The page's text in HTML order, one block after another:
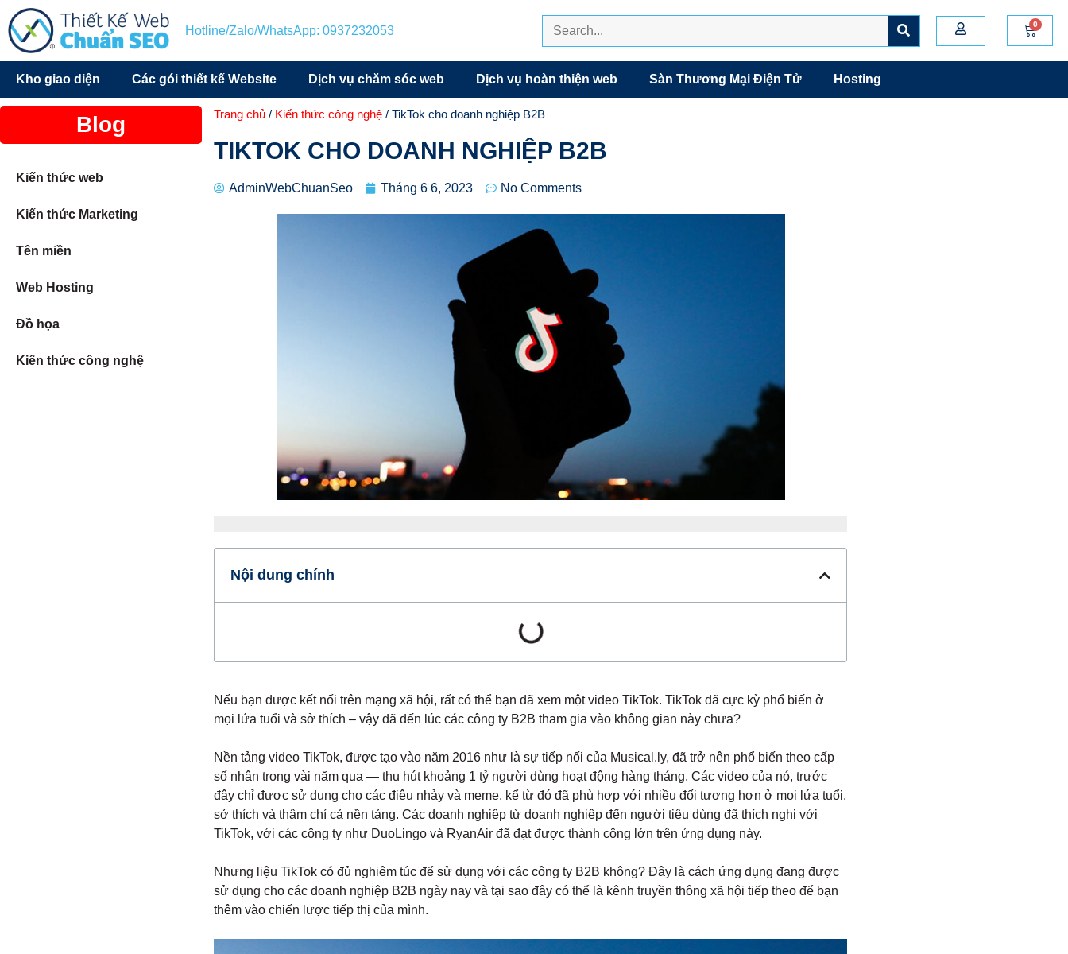
Hotline/Zalo/WhatsApp: 0937232053
Kho giao diện Các gói thiết kế Website Dịch vụ chăm sóc web Dịch vụ hoàn thiện web Sàn Thương Mại Điện Tử Hosting
Blog
Kiến thức web
Kiến thức Marketing
Tên miền
Web Hosting
Đồ họa
Kiến thức công nghệ
Trang chủ/ Kiến thức công nghệ/ TikTok cho doanh nghiệp B2B
TIKTOK CHO DOANH NGHIỆP B2B
AdminWebChuanSeo Tháng 6 6, 2023 No Comments
Nội dung chính
Nếu bạn được kết nối trên mạng xã hội, rất có thể bạn đã xem một video TikTok. TikTok đã cực kỳ phổ biến ở
mọi lứa tuổi và sở thích – vậy đã đến lúc các công ty B2B tham gia vào không gian này chưa?
Nền tảng video TikTok, được tạo vào năm 2016 như là sự tiếp nối của Musical.ly, đã trở nên phổ biến theo cấp
số nhân trong vài năm qua — thu hút khoảng 1 tỷ người dùng hoạt động hàng tháng. Các video của nó, trước
đây chỉ được sử dụng cho các điệu nhảy và meme, kể từ đó đã phù hợp với nhiều đối tượng hơn ở mọi lứa tuổi,
sở thích và thậm chí cả nền tảng. Các doanh nghiệp từ doanh nghiệp đến người tiêu dùng đã thích nghi với
TikTok, với các công ty như DuoLingo và RyanAir đã đạt được thành công lớn trên ứng dụng này.
Nhưng liệu TikTok có đủ nghiêm túc để sử dụng với các công ty B2B không? Đây là cách ứng dụng đang được
sử dụng cho các doanh nghiệp B2B ngày nay và tại sao đây có thể là kênh truyền thông xã hội tiếp theo để bạn
thêm vào chiến lược tiếp thị của mình.